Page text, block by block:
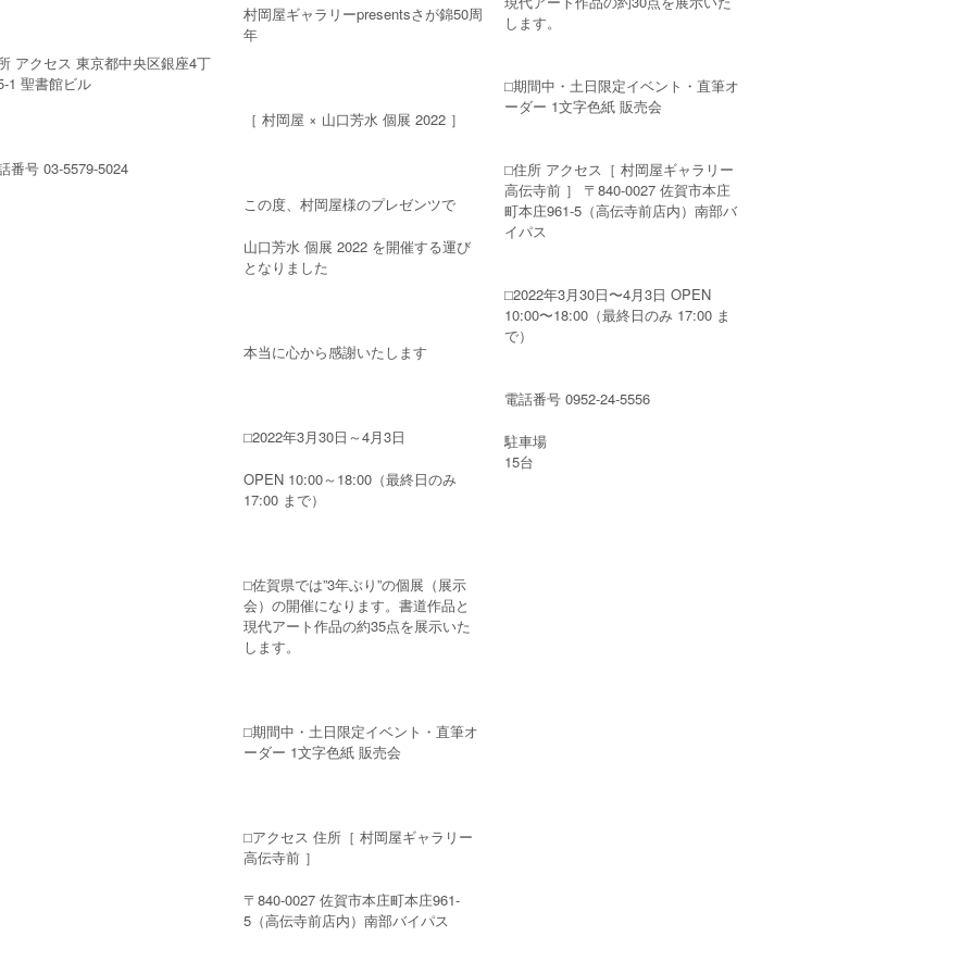
アクセス 東京都中央区銀座4丁
1 聖書館ビル
番号 03-5579-5024
村岡屋ギャラリーpresentsさが錦50周
年
［ 村岡屋 × 山口芳水 個展 2022 ］
この度、村岡屋様のプレゼンツで
山口芳水 個展 2022 を開催する運び
となりました
本当に心から感謝いたします
⬜︎2022年3月30日～4月3日
OPEN 10:00～18:00（最終日のみ
17:00 まで）
⬜︎佐賀県では”3年ぶり”の個展（展示
会）の開催になります。書道作品と
現代アート作品の約35点を展示いた
します。
⬜︎期間中・土日限定イベント・直筆オ
ーダー 1文字色紙 販売会
⬜︎アクセス 住所［ 村岡屋ギャラリー
高伝寺前 ］
〒840-0027 佐賀市本庄町本庄961-
5（高伝寺前店内）南部バイパス
します。
⬜︎期間中・土日限定イベント・直筆オ
ーダー 1文字色紙 販売会
⬜︎住所 アクセス［ 村岡屋ギャラリー
高伝寺前 ］ 〒840-0027 佐賀市本庄
町本庄961-5（高伝寺前店内）南部バ
イパス
⬜︎2022年3月30日〜4月3日 OPEN
10:00〜18:00（最終日のみ 17:00 ま
で）
電話番号 0952-24-5556
駐車場
15台